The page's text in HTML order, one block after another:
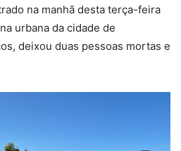
na manhã desta terça-feira
urbana da cidade de
deixou duas pessoas mortas e